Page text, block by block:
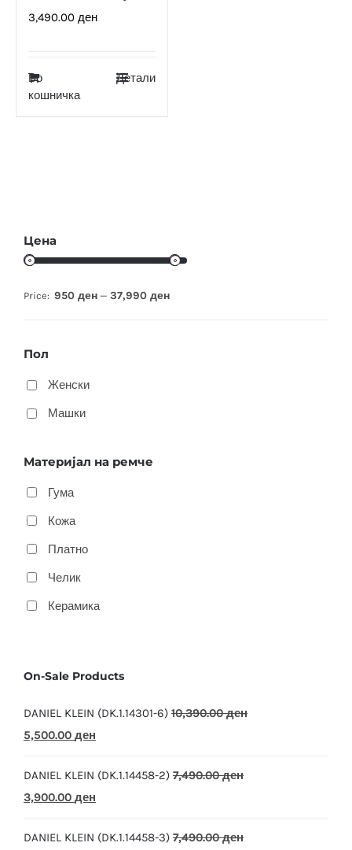
3,490.00 ден
Во
кошничка
Детали
Цена
Price: 950 ден — 37,990 ден
Пол
Женски
Машки
Материјал на ремче
Гума
Кожа
Платно
Челик
Керамика
On-Sale Products
DANIEL KLEIN (DK.1.14301-6) 10,390.00ден
Original
was:
10,390.00 ден.
5,500.00 ден
is:
5,500.00 ден.
DANIEL KLEIN (DK.1.14458-2) 7,490.00ден
Original
was:
3,900.00 ден
is:
DANIEL KLEIN (DK.1.14458-3) 7,490.00ден